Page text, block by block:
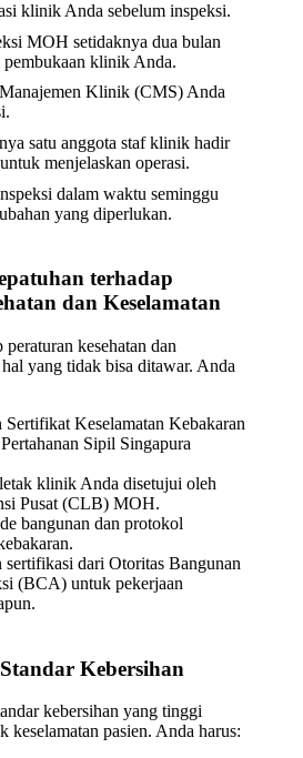
klinik Anda sebelum inspeksi.
MOH setidaknya dua bulan
pembukaan klinik Anda.
Klinik (CMS) Anda
satu anggota staf klinik hadir
menjelaskan operasi.
dalam waktu seminggu
yang diperlukan.
terhadap
dan Keselamatan
kesehatan dan
yang tidak bisa ditawar. Anda
Sertifikat Keselamatan Kebakaran
Sipil Singapura
klinik Anda disetujui oleh
Pusat (CLB) MOH.
bangunan dan protokol
sertifikasi dari Otoritas Bangunan
(BCA) untuk pekerjaan
Kebersihan
kebersihan yang tinggi
keselamatan pasien. Anda harus: